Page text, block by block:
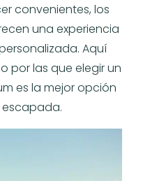
convenientes, los
una experiencia
Aquí
por las que elegir un
es la mejor opción